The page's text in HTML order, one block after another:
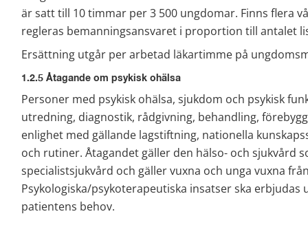
är satt till 10 timmar per 3 500 ungdomar. Finns flera
regleras bemanningsansvaret i proportion till antalet
Ersättning utgår per arbetad läkartimme på
1.2.5 Åtagande om psykisk ohälsa
Personer med psykisk ohälsa, sjukdom och psykisk
utredning, diagnostik, rådgivning, behandling,
enlighet med gällande lagstiftning, nationella
och rutiner. Åtagandet gäller den hälso- och sjukvård
specialistsjukvård och gäller vuxna och unga vuxna
Psykologiska/psykoterapeutiska insatser ska
patientens behov.